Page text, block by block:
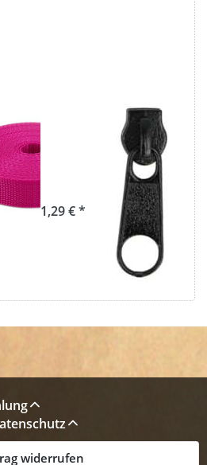
Zipper für 3mm
Reißverschlüsse,
Farbe: Schwarz -
1,29 € *
widerrufen